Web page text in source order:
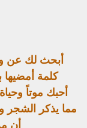
أبحث لك عن
كلمة أمضيها
أحبك موتاً
مما يذكر الشجر
أن